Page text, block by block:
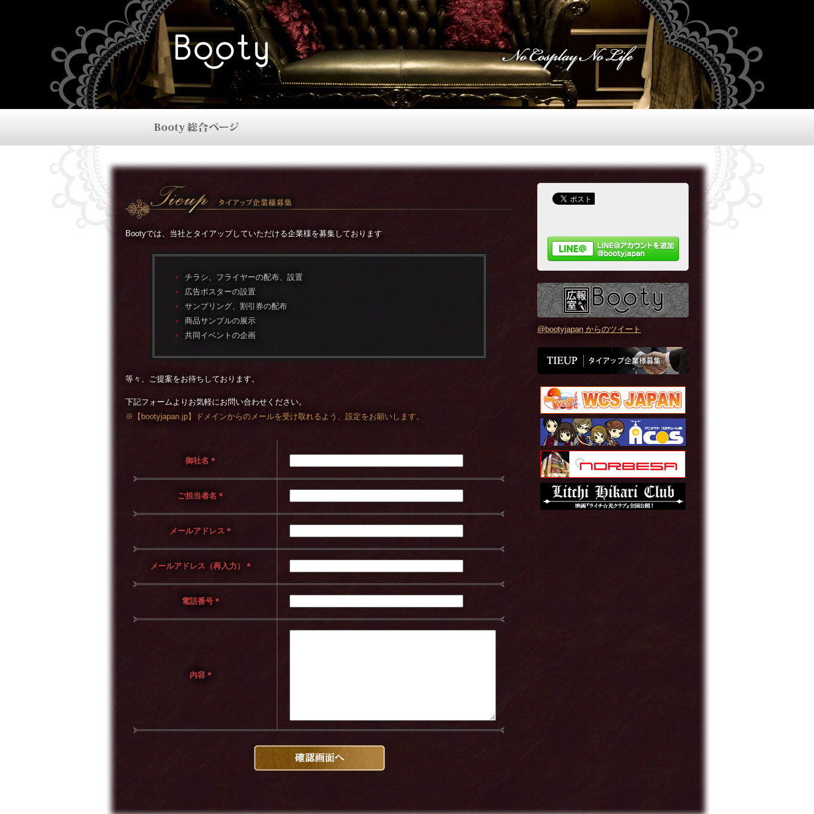
Bootyでは、当社とタイアップしていただける企業様を募集しております
チラシ、フライヤーの配布、設置
広告ポスターの設置
サンプリング、割引券の配布
商品サンプルの展示
共同イベントの企画
等々、ご提案をお待ちしております。
下記フォームよりお気軽にお問い合わせください。
※【bootyjapan.jp】ドメインからのメールを受け取れるよう、設定をお願いします。
御社名 ＊
ご担当者名 ＊
メールアドレス ＊
メールアドレス（再入力） ＊
電話番号＊
内容＊
@bootyjapan からのツイート